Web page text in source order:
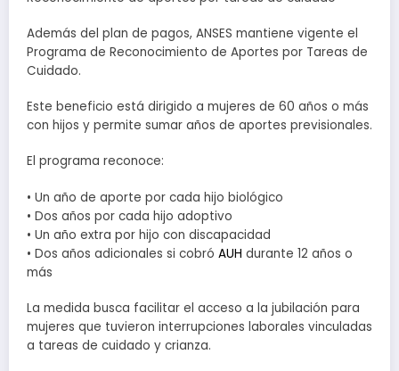
Además del plan de pagos, ANSES mantiene vigente el
Programa de Reconocimiento de Aportes por Tareas de
Cuidado.
Este beneficio está dirigido a mujeres de 60 años o más
con hijos y permite sumar años de aportes previsionales.
El programa reconoce:
• Un año de aporte por cada hijo biológico
• Dos años por cada hijo adoptivo
• Un año extra por hijo con discapacidad
• Dos años adicionales si cobró AUH durante 12 años o
más
La medida busca facilitar el acceso a la jubilación para
mujeres que tuvieron interrupciones laborales vinculadas
a tareas de cuidado y crianza.